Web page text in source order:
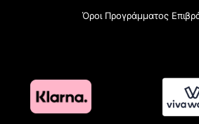
Όροι Προγράμματος